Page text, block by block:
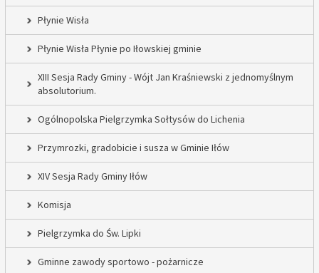
Płynie Wisła
Płynie Wisła Płynie po Iłowskiej gminie
XIII Sesja Rady Gminy - Wójt Jan Kraśniewski z jednomyślnym
absolutorium.
Ogólnopolska Pielgrzymka Sołtysów do Lichenia
Przymrozki, gradobicie i susza w Gminie Iłów
XIV Sesja Rady Gminy Iłów
Komisja
Pielgrzymka do Św. Lipki
Gminne zawody sportowo - pożarnicze